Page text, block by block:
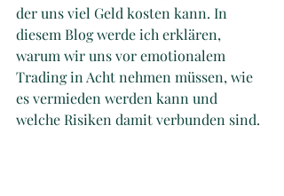
der uns viel Geld kosten kann. In
diesem Blog werde ich erklären,
warum wir uns vor emotionalem
Trading in Acht nehmen müssen, wie
es vermieden werden kann und
welche Risiken damit verbunden sind.